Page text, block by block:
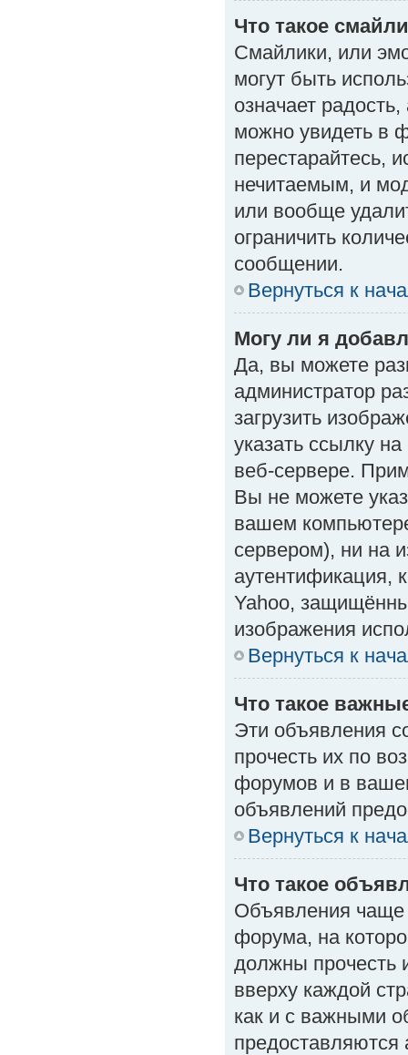
Что такое
Смайлики, или
могут быть
означает
можно увидеть в
перестарайтесь,
нечитаемым, и
или вообще
ограничить
сообщении.
Вернуться к
Могу ли я
Да, вы можете
администратор
загрузить
указать ссылку
веб-сервере.
Вы не можете
вашем
сервером), ни на
аутентификация,
Yahoo,
изображения
Вернуться к
Что такое
Эти объявления
прочесть их по
форумов и в
объявлений
Вернуться к
Что такое
Объявления
форума, на
должны прочесть
вверху каждой
как и с важными
предоставляются